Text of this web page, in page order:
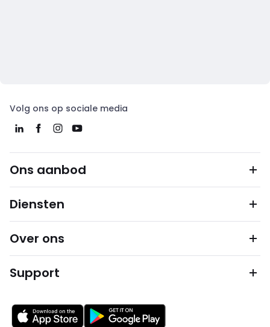
Volg ons op sociale media
Ons aanbod
Diensten
Over ons
Support